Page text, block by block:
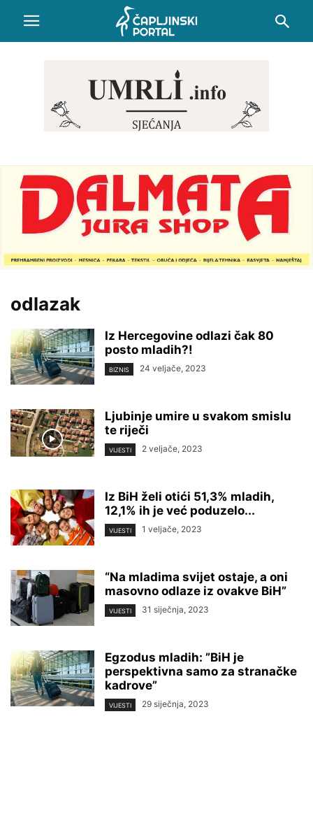
odlazak
Iz Hercegovine odlazi čak 80
posto mladih?!
BIZNIS 24 veljače, 2023
Ljubinje umire u svakom smislu
te riječi
VIJESTI 2 veljače, 2023
Iz BiH želi otići 51,3% mladih,
12,1% ih je već poduzelo...
VIJESTI 1 veljače, 2023
“Na mladima svijet ostaje, a oni
masovno odlaze iz ovakve BiH”
VIJESTI 31 siječnja, 2023
Egzodus mladih: ”BiH je
perspektivna samo za stranačke
kadrove”
VIJESTI 29 siječnja, 2023